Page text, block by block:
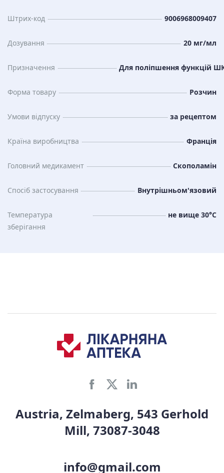
Штрих-код 9006968009407
Дозування 20 мг/мл
Призначення Для поліпшення функцій
Форма товару Розчин
Умови відпуску за рецептом
Країна виробництва Франція
Головний медикамент Скополамін
Спосіб застосування Внутрішньом'язовий
Температура
зберiгання
не вище 30°C
Austria, Zelmaberg, 543 Gerhold
Mill, 73087-3048
info@gmail.com